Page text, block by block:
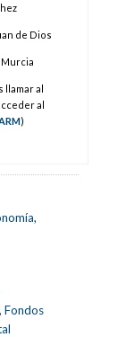
de Dios
Murcia
llamar al
al
)
Fondos